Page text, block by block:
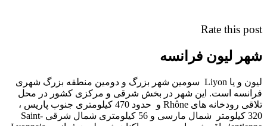
Rate this
لیون فرانسه
لیون و یا Liyon سومین شهر بزرگ و دومین منطقه بزرگ شهری
است. این شهر در بخش شرقی و مرکزی کشور در محل
تلاقی رودخانه های Rhône و حدود 470 کیلومتری جنوب پاریس ،
320 کیلومتر شمال مارسی و 56 کیلومتری شمال شرقی Saint-